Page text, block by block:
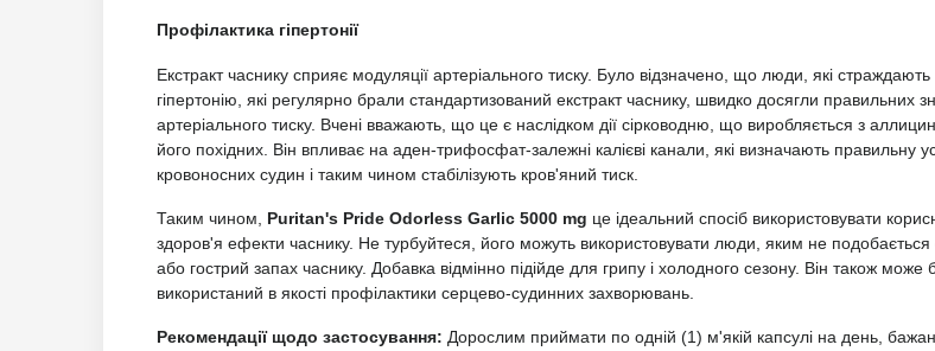
Профілактика гіпертонії
Екстракт часнику сприяє модуляції артеріального тиску. Було відзначено, що люди, які
гіпертонію, які регулярно брали стандартизований екстракт часнику, швидко досягли правильних
артеріального тиску. Вчені вважають, що це є наслідком дії сірководню, що виробляється з
його похідних. Він впливає на аден-трифосфат-залежні калієві канали, які визначають правильну
кровоносних судин і таким чином стабілізують кров'яний тиск.
Таким чином, Puritan's Pride Odorless Garlic 5000 mg це ідеальний спосіб використовувати
здоров'я ефекти часнику. Не турбуйтеся, його можуть використовувати люди, яким не подобається
або гострий запах часнику. Добавка відмінно підійде для грипу і холодного сезону. Він також може
використаний в якості профілактики серцево-судинних захворювань.
Рекомендації щодо застосування: Дорослим приймати по одній (1) м'якій капсулі на день,